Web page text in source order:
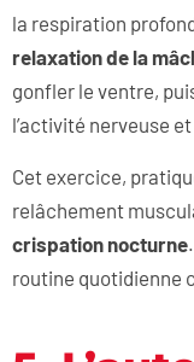
la respiration
relaxation de la
gonfler le ventre,
l’activité nerveuse et
Cet exercice,
relâchement
crispation nocturne
routine quotidienne